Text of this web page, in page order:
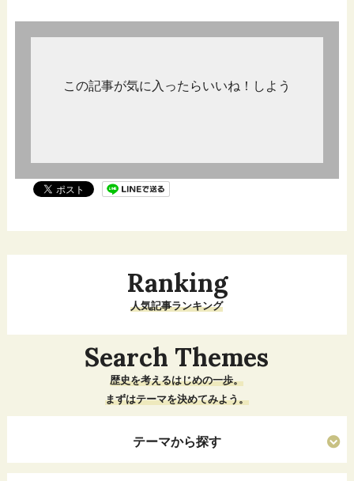
この記事が気に入ったらいいね！しよう
Ranking
人気記事ランキング
Search Themes
歴史を考えるはじめの一歩。
まずはテーマを決めてみよう。
テーマから探す